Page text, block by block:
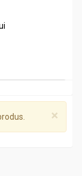
condiții de
și a
×